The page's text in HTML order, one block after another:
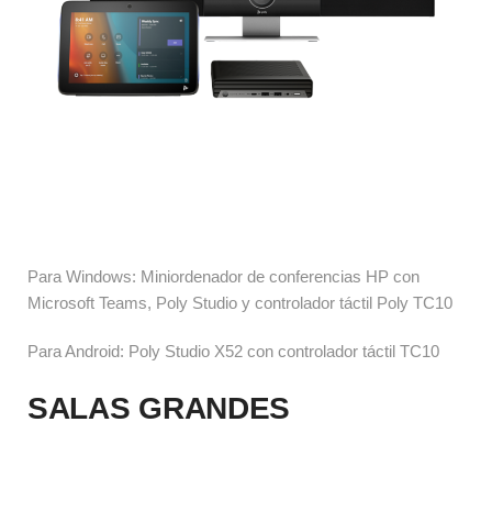
Para Windows: Miniordenador de conferencias HP con
Microsoft Teams, Poly Studio y controlador táctil Poly TC10
Para Android: Poly Studio X52 con controlador táctil TC10
SALAS GRANDES